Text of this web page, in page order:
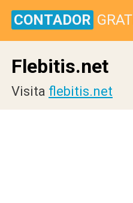
CONTADOR
Flebitis.net
Visita flebitis.net